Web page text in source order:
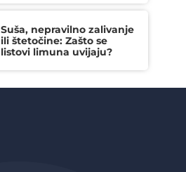
Suša, nepravilno zalivanje
ili štetočine: Zašto se
listovi limuna uvijaju?